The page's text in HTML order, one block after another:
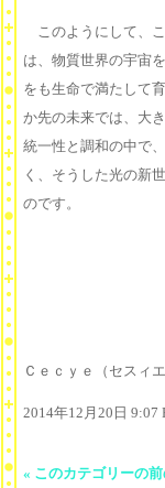
このようにして、
は、物質世界の宇宙
をも生命で満たして
か先の未来では、大
統一性と調和の中で
く、そうした光の新
のです。
Ｃｅｃｙｅ（セスィエ
2014年12月20日 9:07
« このカテゴリーの